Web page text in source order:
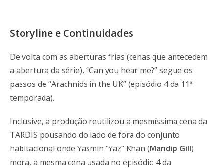
Storyline e Continuidades
De volta com as aberturas frias (cenas que antecedem
a abertura da série), “Can you hear me?” segue os
passos de “Arachnids in the UK” (episódio 4 da 11ª
temporada).
Inclusive, a produção reutilizou a mesmíssima cena da
TARDIS pousando do lado de fora do conjunto
habitacional onde Yasmin “Yaz” Khan (Mandip Gill)
mora, a mesma cena usada no episódio 4 da